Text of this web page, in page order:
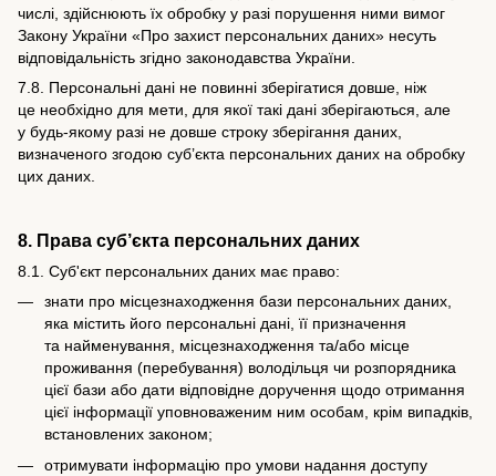
числі, здійснюють їх обробку у разі порушення ними вимог
Закону України «Про захист персональних даних» несуть
відповідальність згідно законодавства України.
7.8. Персональні дані не повинні зберігатися довше, ніж
це необхідно для мети, для якої такі дані зберігаються, але
у будь-якому разі не довше строку зберігання даних,
визначеного згодою суб’єкта персональних даних на обробку
цих даних.
8. Права суб’єкта персональних даних
8.1. Суб'єкт персональних даних має право:
знати про місцезнаходження бази персональних даних,
яка містить його персональні дані, її призначення
та найменування, місцезнаходження та/або місце
проживання (перебування) володільця чи розпорядника
цієї бази або дати відповідне доручення щодо отримання
цієї інформації уповноваженим ним особам, крім випадків,
встановлених законом;
отримувати інформацію про умови надання доступу